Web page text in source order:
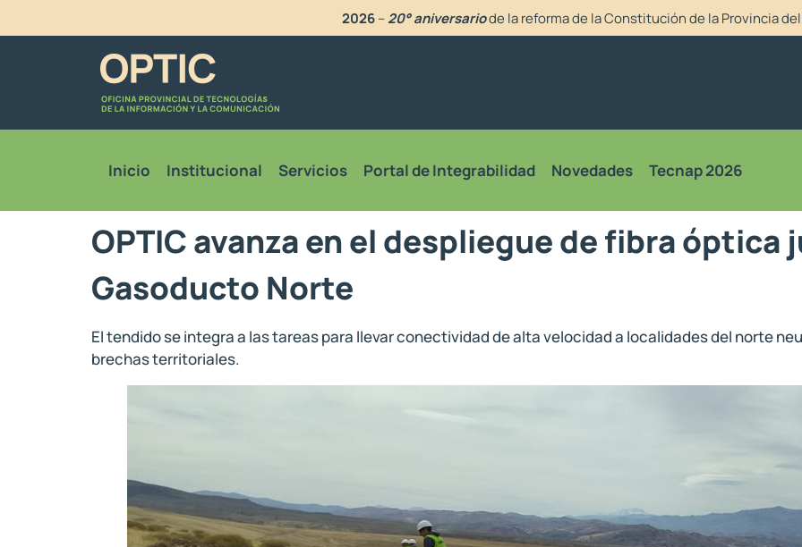
2026–20° aniversariode la reforma de la Constitución de la Provincia
Inicio Institucional Servicios Portal de Integrabilidad Novedades Tecnap 2026
OPTIC avanza en el despliegue de fibra óptica
Gasoducto Norte
El tendido se integra a las tareas para llevar conectividad de alta velocidad a localidades del norte
brechas territoriales.